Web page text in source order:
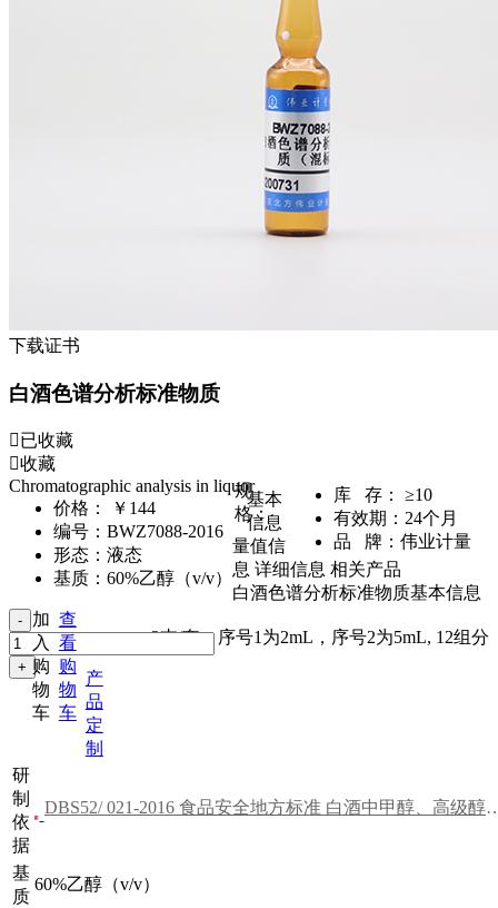
下载证书
白酒色谱分析标准物质
已收藏
收藏
Chromatographic analysis in liquor
价格：
￥144
编号： BWZ7088-2016
形态： 液态
基质： 60%乙醇（v/v）
库 存：
≥10
有效期： 24个月
品 牌： 伟业计量
规
格：
2支/套，序号1为2mL，序号2为5mL, 12组分
加
入
购
物
车
查
看
购
物
车
产
品
定
制
基本
信息
量值信
息 详细信息 相关产品
白酒色谱分析标准物质基本信息
研
制
依
据
DBS52/ 021-2016 食品安全地方标准 白酒中甲
基
质
60%乙醇（v/v）